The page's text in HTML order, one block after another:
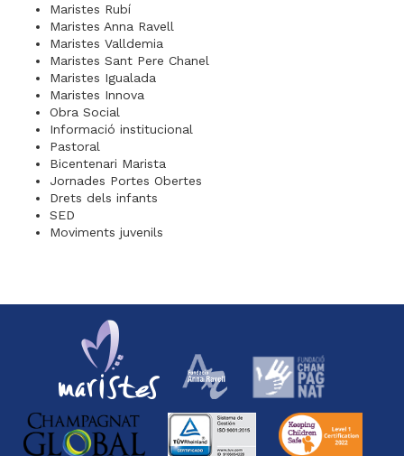
Maristes Rubí
Maristes Anna Ravell
Maristes Valldemia
Maristes Sant Pere Chanel
Maristes Igualada
Maristes Innova
Obra Social
Informació institucional
Pastoral
Bicentenari Marista
Jornades Portes Obertes
Drets dels infants
SED
Moviments juvenils